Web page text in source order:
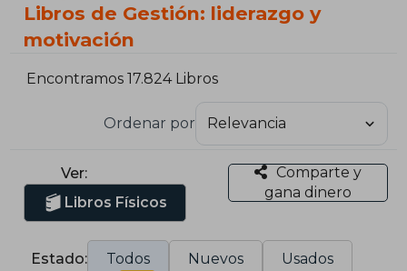
Libros de Gestión: liderazgo y
motivación
Encontramos 17.824 Libros
Ordenar por
Ver:
Libros Físicos
Comparte y
gana dinero
Estado: Todos Nuevos Usados